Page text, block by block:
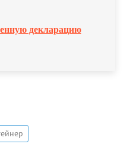
декларацию